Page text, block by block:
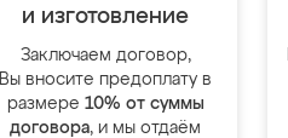
и изготовление
Заключаем договор,
Вы вносите предоплату в
размере 10% от суммы
договора, и мы отдаём